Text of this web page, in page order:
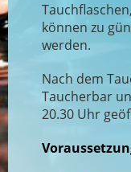
können zu
werden.
Nach dem
Taucherbar
20.30 Uhr